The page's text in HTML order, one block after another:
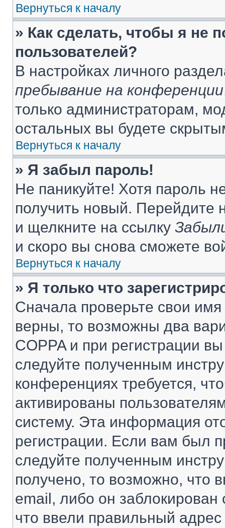
Вернуться к началу
» Как сделать, чтобы я не
пользователей?
В настройках личного
пребывание на конференции
только администраторам,
остальных вы будете
Вернуться к началу
» Я забыл пароль!
Не паникуйте! Хотя пароль
получить новый. Перейдите
и щелкните на ссылку
и скоро вы снова сможете
Вернуться к началу
» Я только что
Сначала проверьте свои
верны, то возможны два
COPPA и при регистрации
следуйте полученным
конференциях требуется,
активированы
систему. Эта информация
регистрации. Если вам был
следуйте полученным
получено, то возможно, что
email, либо он
что ввели правильный адрес